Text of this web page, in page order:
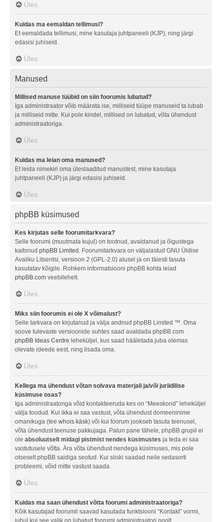
Üles
Kuidas ma eemaldan tellimusi?
Et eemaldada tellimusi, mine kasutaja juhtpaneeli (KJP), ning järgi
edasisi juhiseid.
Üles
Manused
Millised manuse tüübid on siin foorumis lubatud?
Iga administraator võib määrata ise, milliseid tüüpe manuseid ta lubab
ja milliseid mitte. Kui pole kindel, millised on lubatud, võta ühendust
administraatoriga.
Üles
Kuidas ma leian oma manused?
Et leida nimekiri oma üleslaaditud manustest, mine kasutaja
juhtpaneeli (KJP) ja järgi edasisi juhiseid.
Üles
phpBB küsimused
Kes kirjutas selle foorumitarkvara?
Selle foorumi (muutmata kujul) on tootnud, avaldanud ja õigustega
kaitsnud phpBB Limited . Foorumitarkvara on väljalastud GNU Üldise
Avaliku Litsentsi, versioon 2 (GPL-2.0) alusel ja on täiesti tasuta
kasutatav kõigile. Rohkem informatsiooni phpBB kohta leiad
phpBB.com veebilehelt.
Üles
Miks siin foorumis ei ole X võimalust?
Selle tarkvara on kirjutanud ja välja andnud phpBB Limited ™. Oma
soove tulevaste versioonide suhtes saad avaldada phpBB.com
phpBB Ideas Centre leheküljel, kus saad hääletada juba olemas
olevate ideede eest, ning lisada oma.
Üles
Kellega ma ühendust võtan solvava materjali ja/või juriidilise
küsimuse osas?
Iga administraatoriga võid kontakteeruda kes on “Meeskond” leheküljel
välja toodud. Kui ikka ei saa vastust, võta ühendust domeeninime
omanikuga (tee whois käsk) või kui foorum jookseb tasuta teenusel,
võta ühendust teenuse pakkujaga. Palun pane tähele, phpBB grupil ei
ole absoluutselt midagi pistmist nendes küsimustes ja teda ei saa
vastutusele võtta. Ära võta ühendust nendega küsimuses, mis pole
otseselt phpBB saidiga seotud. Kui siiski saadad neile sedasorti
probleemi, võid mitte vastust saada.
Üles
Kuidas ma saan ühendust võtta foorumi administraatoriga?
Kõik kasutajad foorumil saavad kasutada funktsiooni “Kontakt” vormi,
juhul kui see valik on lubatud foorumi administraatori poolt.